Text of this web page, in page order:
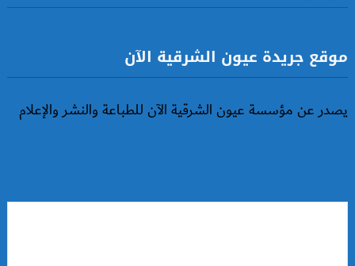
موقع جريدة عيون الشرقية الآن
يصدر عن مؤسسة عيون الشرقية الآن للطباعة والنشر والإعلام